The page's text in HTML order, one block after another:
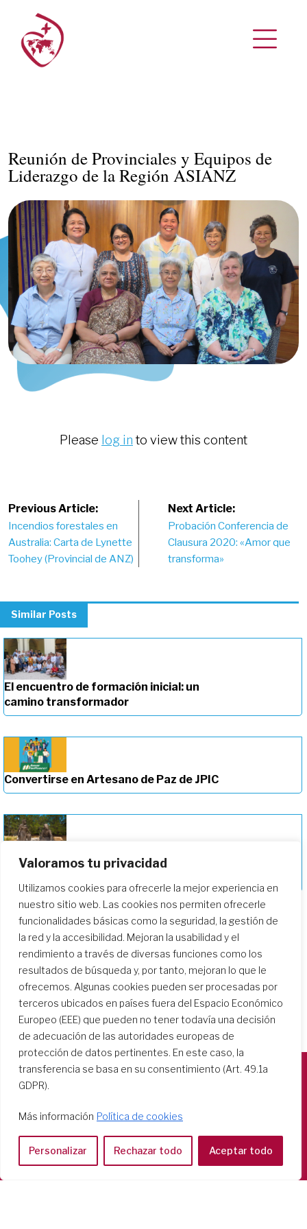
Valoramos tu privacidad
Utilizamos cookies para ofrecerle la mejor experiencia en
nuestro sitio web. Las cookies nos permiten ofrecerle
funcionalidades básicas como la seguridad, la gestión de
la red y la accesibilidad. Mejoran la usabilidad y el
rendimiento a través de diversas funciones como los
resultados de búsqueda y, por tanto, mejoran lo que le
ofrecemos. Algunas cookies pueden ser procesadas por
terceros ubicados en países fuera del Espacio Económico
Europeo (EEE) que pueden no tener todavía una decisión
de adecuación de las autoridades europeas de
protección de datos pertinentes. En este caso, la
transferencia se basa en su consentimiento (Art. 49.1a
GDPR).
Más información Política de cookies
Personalizar Rechazar todo Aceptar todo
Reunión de Provinciales y Equipos de
Liderazgo de la Región ASIANZ
Please log in to view this content
Post
navigation
Previous Article:
Incendios forestales en
Australia: Carta de Lynette
Toohey (Provincial de ANZ)
Next Article:
Probación Conferencia de
Clausura 2020: «Amor que
transforma»
Similar Posts
El encuentro de formación inicial: un
camino transformador
Convertirse en Artesano de Paz de JPIC
Profundizando en nuestro camino de
Casa Generalizia
Tel: 06 58 23 03 32 or 06 58 20 31 17